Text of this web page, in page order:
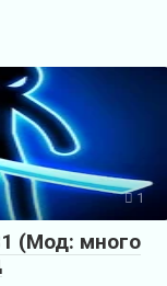
1
(Мод: много